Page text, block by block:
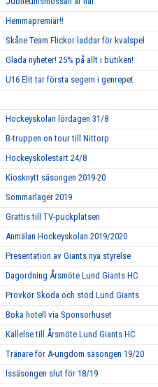
Hemmapremiär!!
Skåne Team Flickor laddar för kvalspel
Glada nyheter! 25% på allt i butiken!
U16 Elit tar första segern i genrepet
Hockeyskolan lördagen 31/8
B-truppen on tour till Nittorp
Hockeyskolestart 24/8
Kiosknytt säsongen 2019-20
Sommarläger 2019
Grattis till TV-puckplatsen
Anmälan Hockeyskolan 2019/2020
Presentation av Giants nya styrelse
Dagordning Årsmöte Lund Giants HC
Provkör Skoda och stöd Lund Giants
Boka hotell via Sponsorhuset
Kallelse till Årsmöte Lund Giants HC
Tränare för A-ungdom säsongen 19/20
Issäsongen slut för 18/19